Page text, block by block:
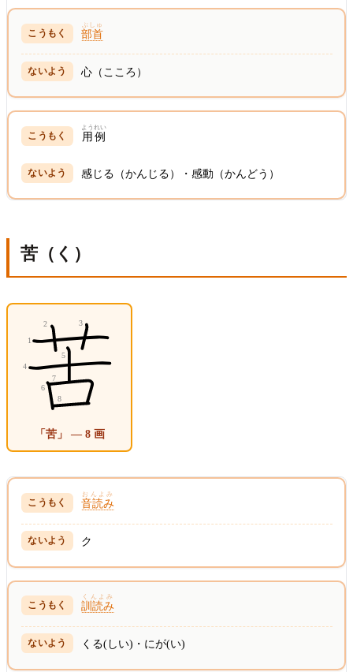
部首
ぶしゅ
心（こころ）
用例
ようれい
感じる（かんじる）・感動（かんどう）
苦（く）
「苦」 — 8 画
音読み
おんよみ
ク
訓読み
くんよみ
くる(しい)・にが(い)